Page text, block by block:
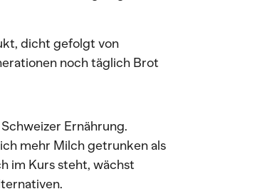
dicht gefolgt von
noch täglich Brot
Ernährung.
mehr Milch getrunken als
im Kurs steht, wächst